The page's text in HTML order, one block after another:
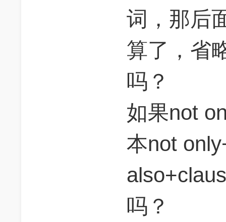
词，那后
算了，省
吗？
如果not
本not
吗？